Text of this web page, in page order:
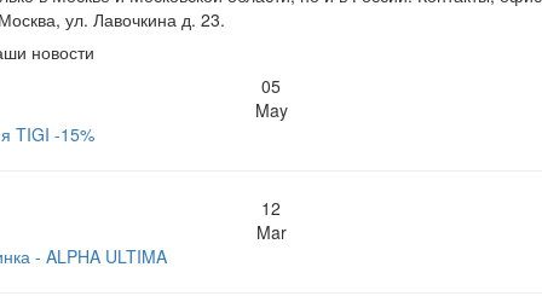
ул. Лавочкина д. 23.
новости
05
May
TIGI -15%
12
Mar
- ALPHA ULTIMA